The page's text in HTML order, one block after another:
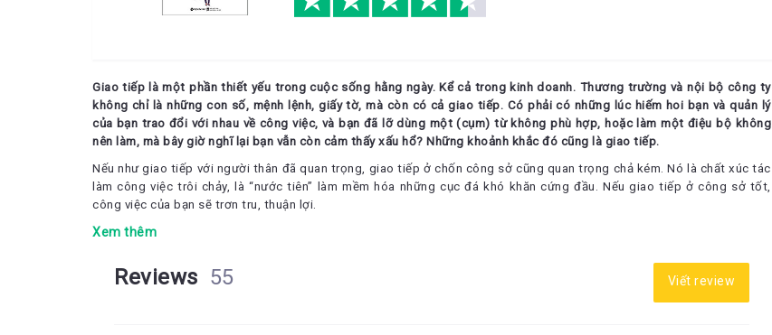
Giao tiếp là một phần thiết yếu trong cuộc sống hằng ngày. Kể cả trong kinh doanh. Thương trường và nội bộ công ty
không chỉ là những con số, mệnh lệnh, giấy tờ, mà còn có cả giao tiếp. Có phải có những lúc hiếm hoi bạn và quản lý
của bạn trao đổi với nhau về công việc, và bạn đã lỡ dùng một (cụm) từ không phù hợp, hoặc làm một điệu bộ không
nên làm, mà bây giờ nghĩ lại bạn vẫn còn cảm thấy xấu hổ? Những khoảnh khắc đó cũng là giao tiếp.
Nếu như giao tiếp với người thân đã quan trọng, giao tiếp ở chốn công sở cũng quan trọng chả kém. Nó là chất xúc tác
làm công việc trôi chảy, là “nước tiên” làm mềm hóa những cục đá khó khăn cứng đầu. Nếu giao tiếp ở công sở tốt,
công việc của bạn sẽ trơn tru, thuận lợi.
Nhưng lỡ bạn gặp vấn đề thì sao? Vậy bạn hãy thử đọc cuốn “Nghệ thuật giải quyết các vấn đề giao tiếp” của
thì nhiều, bạn cũng sẽ tìm ra giải pháp hoặc một phần giải pháp cho những vấn đề mà bạn đang lo lắng.
Xem thêm
Reviews 55 Viết review